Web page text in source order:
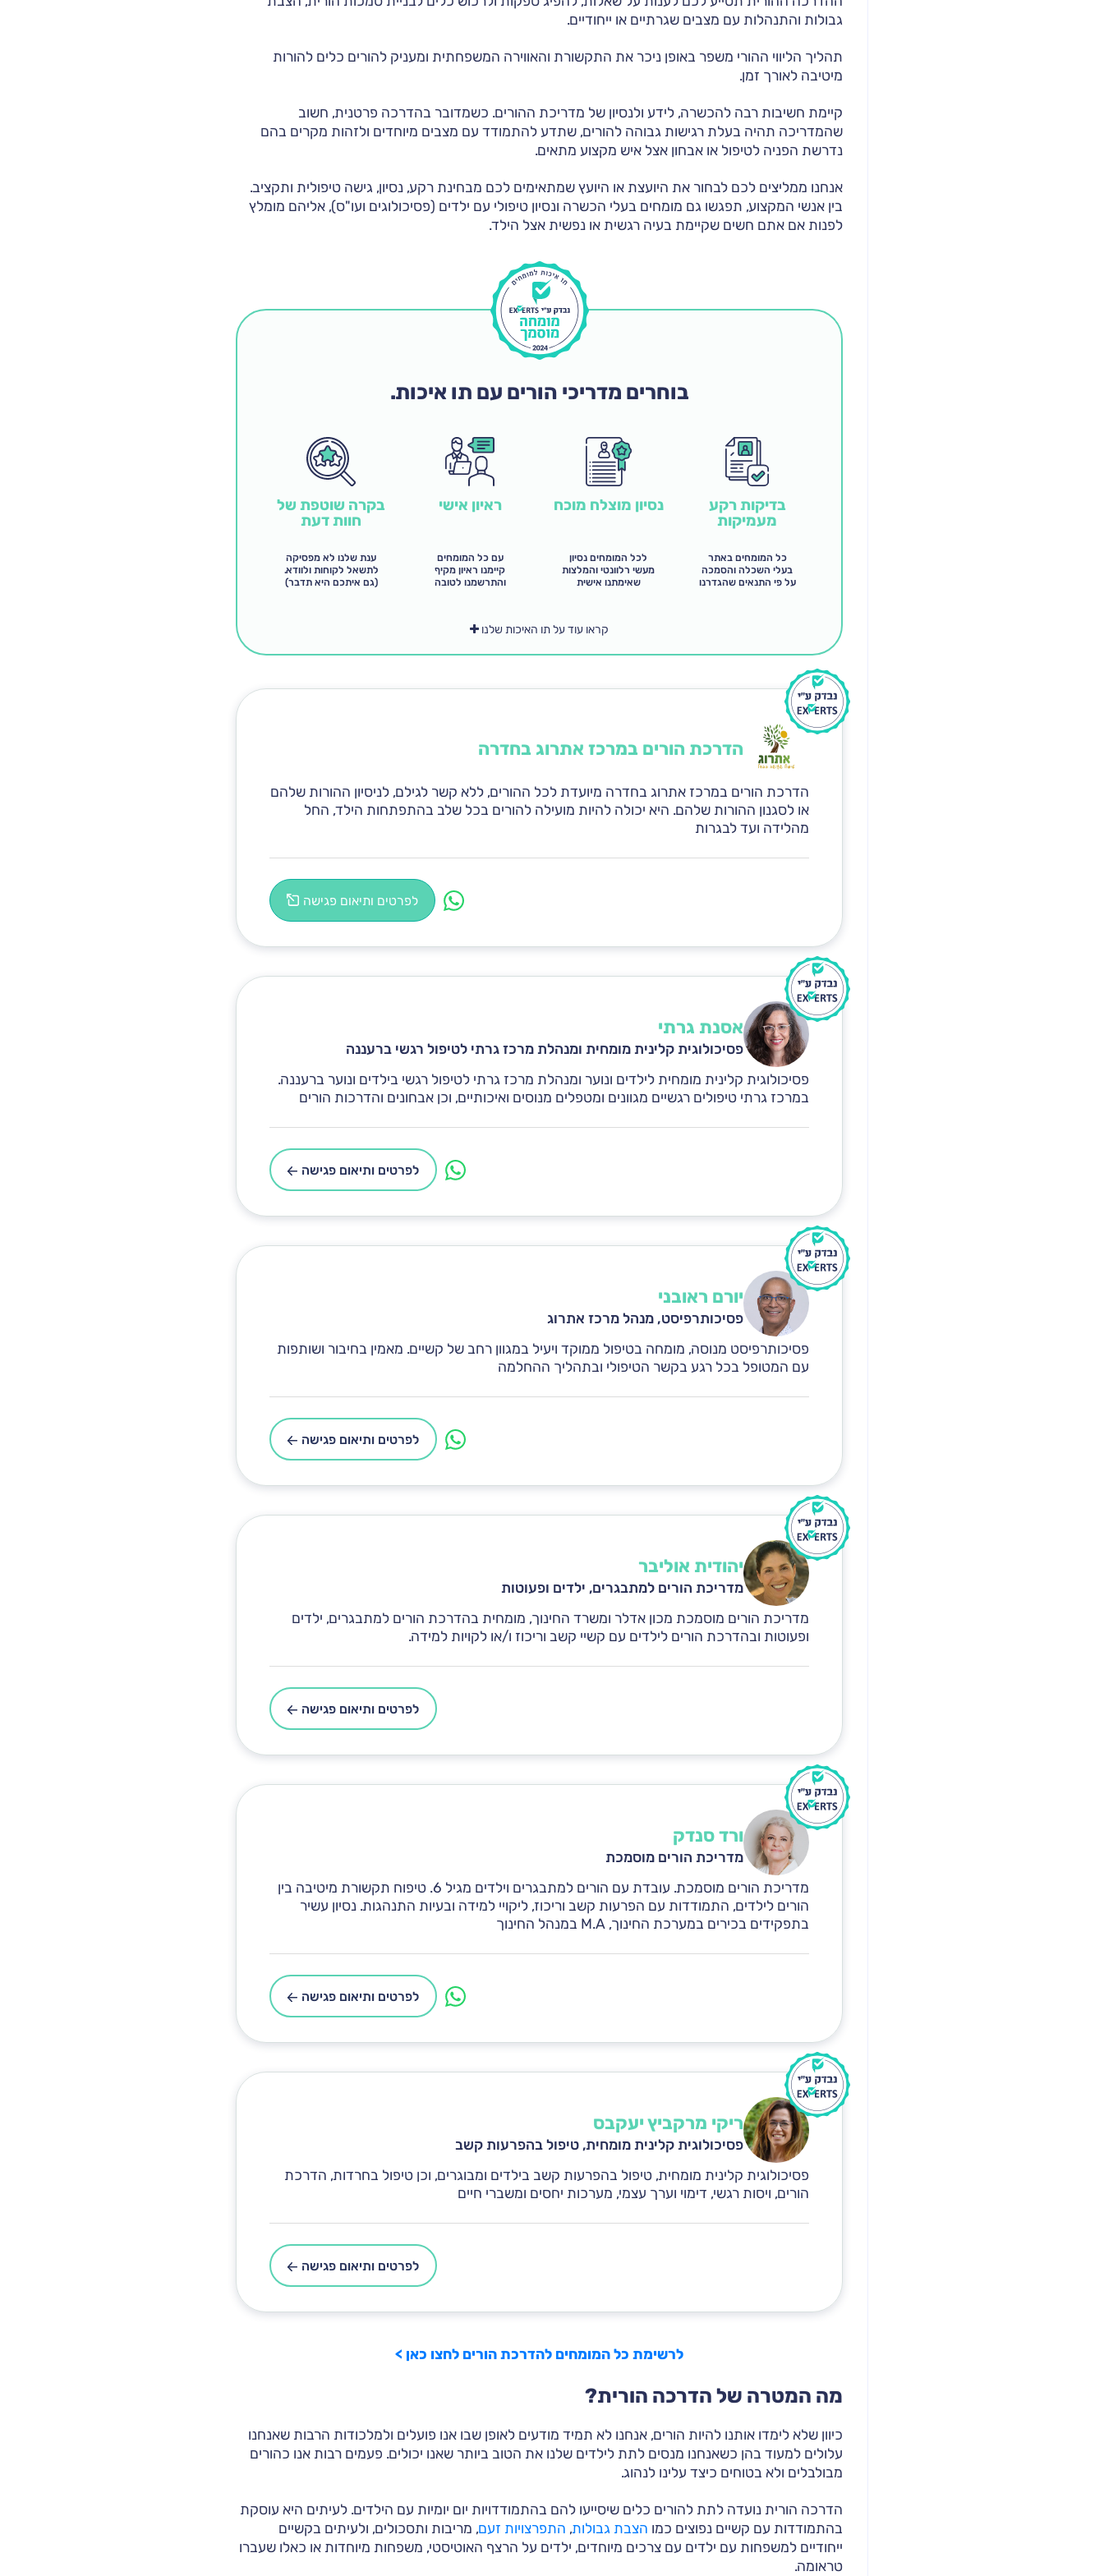
גבולות והתנהלות עם מצבים שגרתיים או ייחודיים.
תהליך הליווי ההורי משפר באופן ניכר את התקשורת והאווירה המשפחתית ומעניק להורים כלים להורות
מיטיבה לאורך זמן.
קיימת חשיבות רבה להכשרה, לידע ולנסיון של מדריכת ההורים. כשמדובר בהדרכה פרטנית, חשוב
שהמדריכה תהיה בעלת רגישות גבוהה להורים, שתדע להתמודד עם מצבים מיוחדים ולזהות מקרים בהם
נדרשת הפניה לטיפול או אבחון אצל איש מקצוע מתאים.
אנחנו ממליצים לכם לבחור את היועצת או היועץ שמתאימים לכם מבחינת רקע, נסיון, גישה טיפולית ותקציב.
בין אנשי המקצוע, תפגשו גם מומחים בעלי הכשרה ונסיון טיפולי עם ילדים (פסיכולוגים ועו"ס), אליהם מומלץ
לפנות אם אתם חשים שקיימת בעיה רגשית או נפשית אצל הילד.
בוחרים מדריכי הורים עם תו איכות.
בדיקות רקע
מעמיקות
כל המומחים באתר
בעלי השכלה והסמכה
על פי התנאים שהגדרנו
נסיון מוצלח מוכח
לכל המומחים נסיון
מעשי רלוונטי והמלצות
שאימתנו אישית
ראיון אישי
עם כל המומחים
קיימנו ראיון מקיף
והתרשמנו לטובה
בקרה שוטפת של
חוות דעת
ענת שלנו לא מפסיקה
לתשאל לקוחות ולוודא.
(גם איתכם היא תדבר)
קראו עוד על תו האיכות שלנו
הדרכת הורים במרכז אתרוג בחדרה
הדרכת הורים במרכז אתרוג בחדרה מיועדת לכל ההורים, ללא קשר לגילם, לניסיון ההורות שלהם
או לסגנון ההורות שלהם. היא יכולה להיות מועילה להורים בכל שלב בהתפתחות הילד, החל
מהלידה ועד לבגרות
לפרטים ותיאום פגישה
אסנת גרתי
פסיכולוגית קלינית מומחית ומנהלת מרכז גרתי לטיפול רגשי ברעננה
פסיכולוגית קלינית מומחית לילדים ונוער ומנהלת מרכז גרתי לטיפול רגשי בילדים ונוער ברעננה.
במרכז גרתי טיפולים רגשיים מגוונים ומטפלים מנוסים ואיכותיים, וכן אבחונים והדרכות הורים
לפרטים ותיאום פגישה
יורם ראובני
פסיכותרפיסט, מנהל מרכז אתרוג
פסיכותרפיסט מנוסה, מומחה בטיפול ממוקד ויעיל במגוון רחב של קשיים. מאמין בחיבור ושותפות
עם המטופל בכל רגע בקשר הטיפולי ובתהליך ההחלמה
לפרטים ותיאום פגישה
יהודית אוליבר
מדריכת הורים למתבגרים, ילדים ופעוטות
מדריכת הורים מוסמכת מכון אדלר ומשרד החינוך, מומחית בהדרכת הורים למתבגרים, ילדים
ופעוטות ובהדרכת הורים לילדים עם קשיי קשב וריכוז ו/או לקויות למידה.
לפרטים ותיאום פגישה
ורד סנדק
מדריכת הורים מוסמכת
מדריכת הורים מוסמכת. עובדת עם הורים למתבגרים וילדים מגיל 6. טיפוח תקשורת מיטיבה בין
הורים לילדים, התמודדות עם הפרעות קשב וריכוז, ליקויי למידה ובעיות התנהגות. נסיון עשיר
בתפקידים בכירים במערכת החינוך, M.A במנהל החינוך
לפרטים ותיאום פגישה
ריקי מרקביץ יעקבס
פסיכולוגית קלינית מומחית, טיפול בהפרעות קשב
פסיכולוגית קלינית מומחית, טיפול בהפרעות קשב בילדים ומבוגרים, וכן טיפול בחרדות, הדרכת
הורים, ויסות רגשי, דימוי וערך עצמי, מערכות יחסים ומשברי חיים
לפרטים ותיאום פגישה
לרשימת כל המומחים להדרכת הורים לחצו כאן >
מה המטרה של הדרכה הורית?
כיוון שלא לימדו אותנו להיות הורים, אנחנו לא תמיד מודעים לאופן שבו אנו פועלים ולמלכודות הרבות שאנחנו
עלולים למעוד בהן כשאנחנו מנסים לתת לילדים שלנו את הטוב ביותר שאנו יכולים. פעמים רבות אנו כהורים
מבולבלים ולא בטוחים כיצד עלינו לנהוג.
הדרכה הורית נועדה לתת להורים כלים שיסייעו להם בהתמודדויות יום יומיות עם הילדים. לעיתים היא עוסקת
בהתמודדות עם קשיים נפוצים כמו הצבת גבולות, התפרצויות זעם, מריבות ותסכולים, ולעיתים בקשיים
ייחודיים למשפחות עם ילדים עם צרכים מיוחדים, ילדים על הרצף האוטיסטי, משפחות מיוחדות או כאלו שעברו
טראומה.